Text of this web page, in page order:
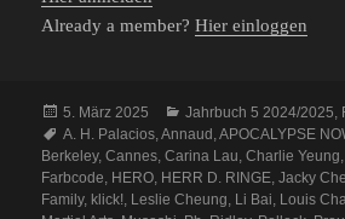
Already a member?Hier einloggen
Veröffentlicht
am
5. März 2025 Kategorien
Jahrbuch 5 2024/2025,
Schlagwörter
A. H. Palacios,Annaud ,APOCALYPSE
Berkeley,Cannes,Carina Lau,Charlie Yeung
Farbcode, HERO, HERR D. RINGE,Jacky
Family, klick!, Leslie Cheung, Li Bai, Louis